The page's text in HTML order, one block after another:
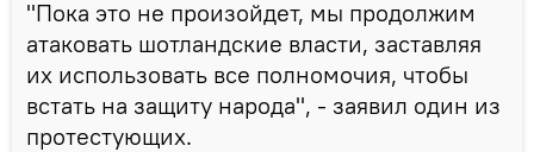
"Пока это не произойдет, мы продолжим
атаковать шотландские власти, заставляя
их использовать все полномочия, чтобы
встать на защиту народа", - заявил один из
протестующих.